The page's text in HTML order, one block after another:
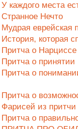
У каждого места
Странное Нечто
Мудрая еврейская
История, которая
Притча о Нарциссе
Притча о
Притча о
Притча о
Фарисей из притчи
Притча о